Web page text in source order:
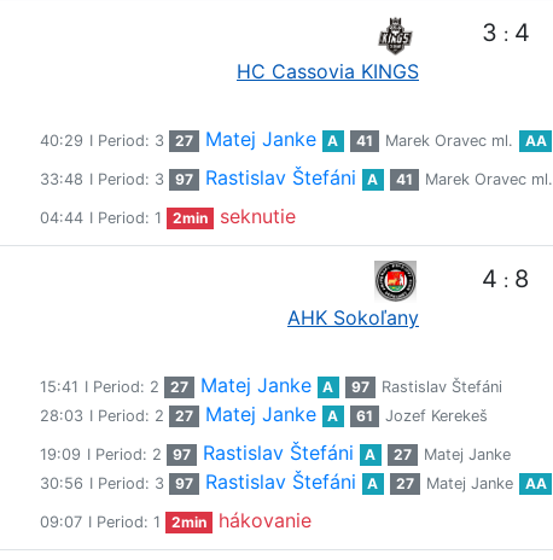
HC Cassovia KINGS
3 : 4
40:29 I Period: 3 27 Matej Janke A 41 Marek Oravec ml. AA
33:48 I Period: 3 97 Rastislav Štefáni A 41 Marek Oravec ml.
04:44 I Period: 1 2min seknutie
AHK Sokoľany
4 : 8
15:41 I Period: 2 27 Matej Janke A 97
Rastislav Štefáni
28:03 I Period: 2 27 Matej Janke A 61 Jozef Kerekeš
19:09 I Period: 2 97 Rastislav Štefáni A 27
Matej Janke
30:56 I Period: 3 97 Rastislav Štefáni A 27 Matej Janke AA
09:07 I Period: 1 2min hákovanie